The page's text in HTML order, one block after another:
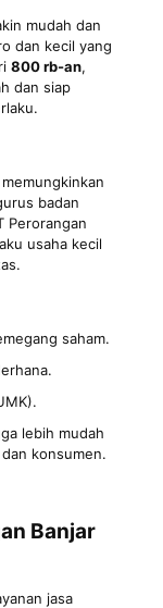
mudah dan
dan kecil yang
800 rb-an,
dan siap
badan
Perorangan
usaha kecil
saham.
lebih mudah
konsumen.
Banjar
jasa